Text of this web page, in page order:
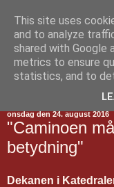
onsdag den 24. august 2016
"Caminoen
betydning"
Dekanen i
This site uses
and to analyze
shared with Google
metrics to ensure
statistics, and to